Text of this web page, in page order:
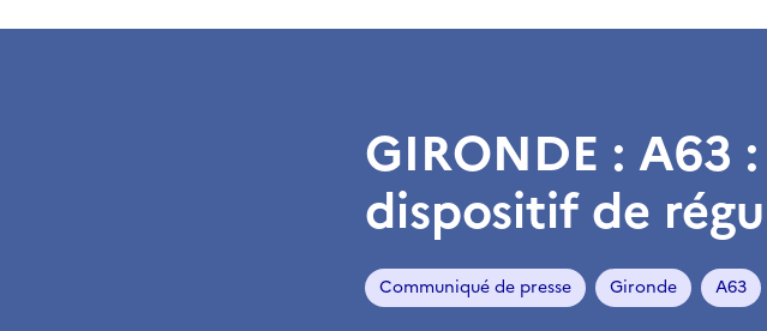
GIRONDE : A63
dispositif de
Communiqué de presse Gironde A63